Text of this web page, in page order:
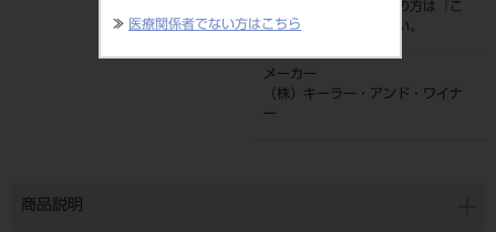
≫ 医療関係者でない方はこちら
ネット会員登録がまだの方は『
こ
ちら』より登録ください。
メーカー
（株）キーラー・アンド・ワイナ
ー
商品説明